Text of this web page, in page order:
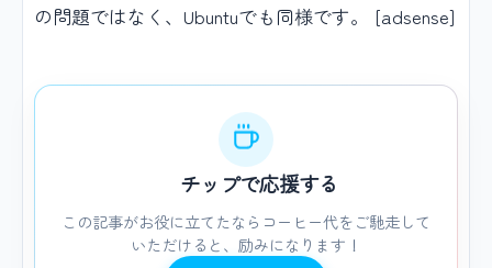
の問題ではなく、Ubuntuでも同様です。 [adsense]
チップで応援する
この記事がお役に立てたならコーヒー代をご馳走して
いただけると、励みになります！